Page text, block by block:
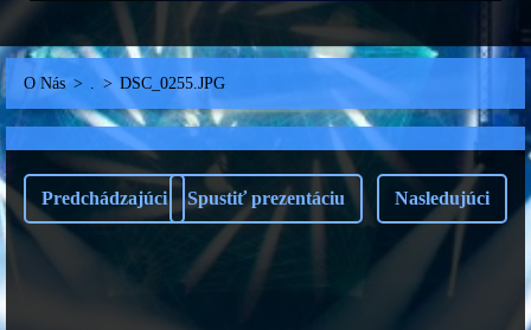
O Nás > > DSC_0255.JPG
Predchádzajúci Spustiť prezentáciu Nasledujúci